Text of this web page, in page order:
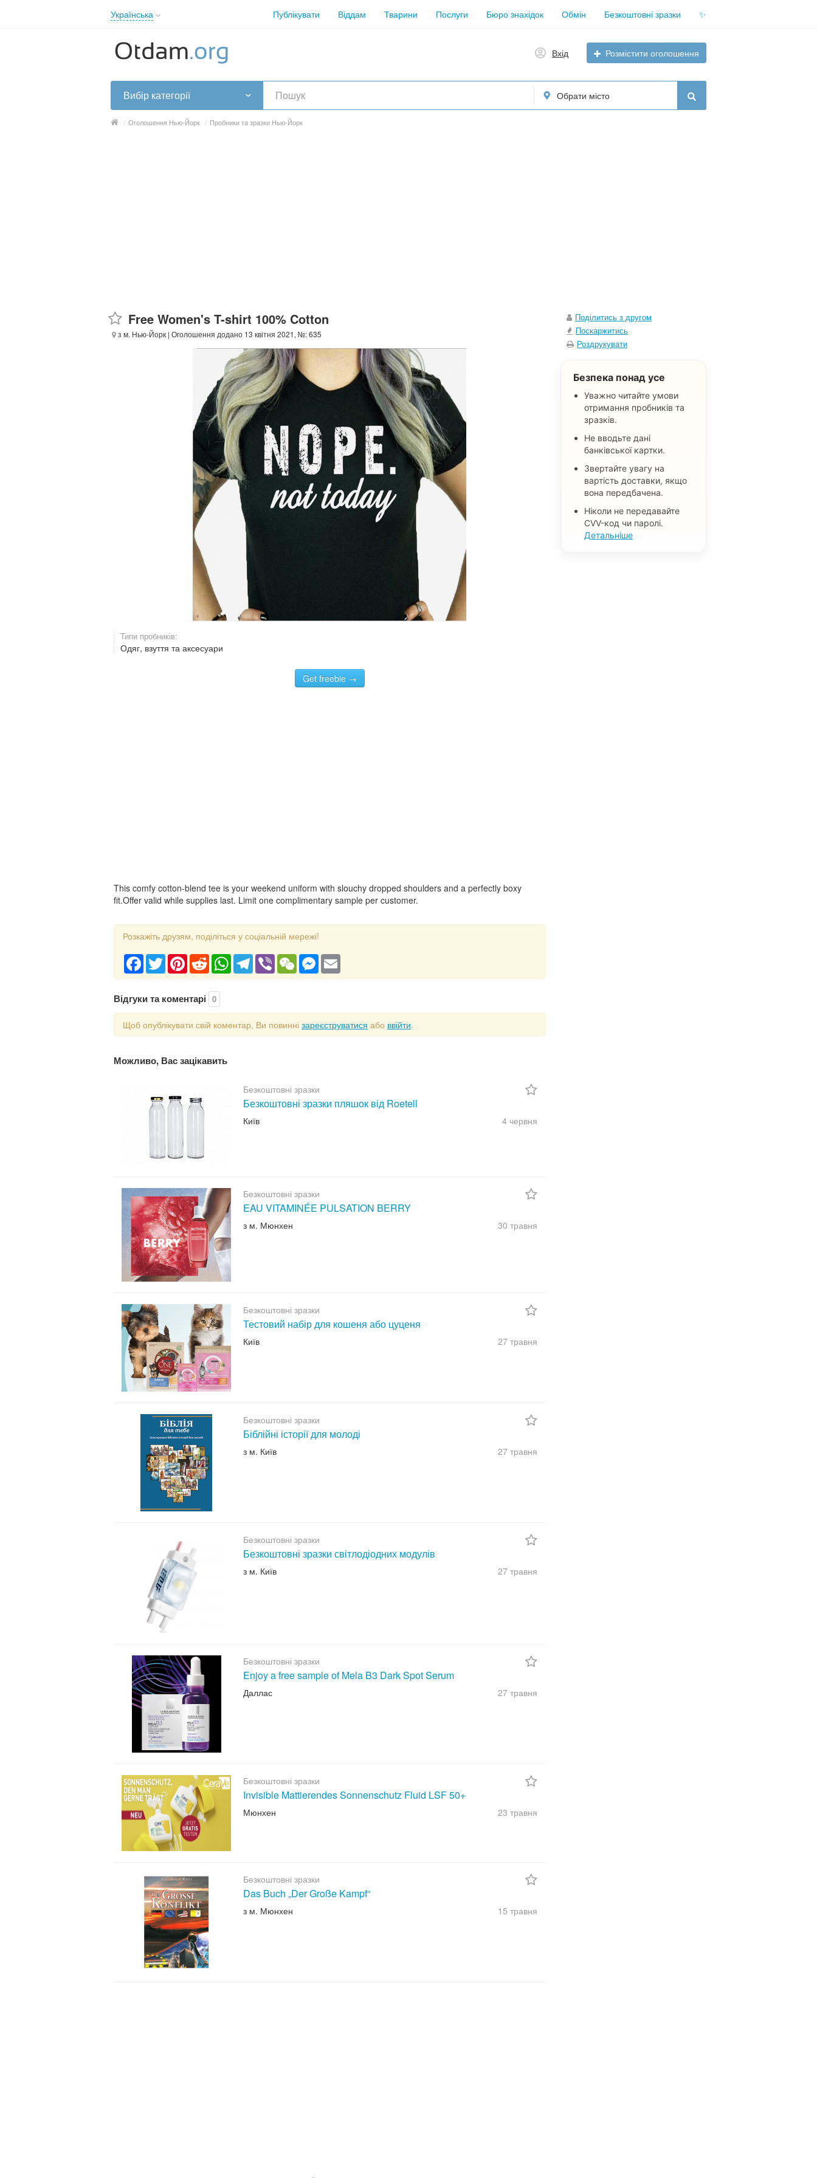
Українська
English
Русский
Українська
Публікувати Віддам Тварини Послуги Бюро знахідок Обмін Безкоштовні зразки ✨
Вхід Розмістити оголошення
Вибір категорії Обрати місто
/ Оголошення Нью-Йорк / Пробники та зразки Нью-Йорк
Free Women's T-shirt 100% Cotton
з м. Нью-Йорк | Оголошення додано 13 квітня 2021, №: 635
Типи пробників:
Одяг, взуття та аксесуари
Get freebie →
This comfy cotton-blend tee is your weekend uniform with slouchy dropped shoulders and a perfectly boxy
fit.Offer valid while supplies last. Limit one complimentary sample per customer.
Розкажіть друзям, поділіться у соціальній мережі!
Facebook
TwitterPinterestRedditWhatsAppTelegram
Viber WeChatMessenger
Відгуки та коментарі 0
Щоб опублікувати свій коментар, Ви повинні зареєструватися або ввійти.
Можливо, Вас зацікавить
Безкоштовні зразки
Безкоштовні зразки пляшок від Roetell
Київ 4 червня
Безкоштовні зразки
EAU VITAMINÉE PULSATION BERRY
з м. Мюнхен 30 травня
Безкоштовні зразки
Тестовий набір для кошеня або цуценя
Київ 27 травня
Безкоштовні зразки
Біблійні історії для молоді
з м. Київ 27 травня
Безкоштовні зразки
Безкоштовні зразки світлодіодних модулів
з м. Київ 27 травня
Безкоштовні зразки
Enjoy a free sample of Mela B3 Dark Spot Serum
Даллас 27 травня
Безкоштовні зразки
Invisible Mattierendes Sonnenschutz Fluid LSF 50+
Мюнхен 23 травня
Безкоштовні зразки
Das Buch „Der Große Kampf“
з м. Мюнхен 15 травня
Поділитись з другом
Поскаржитись
Роздрукувати
Безпека понад усе
Уважно читайте умови
отримання пробників та
зразків.
Не вводьте дані
банківської картки.
Звертайте увагу на
вартість доставки, якщо
вона передбачена.
Ніколи не передавайте
CVV-код чи паролі.
Детальніше